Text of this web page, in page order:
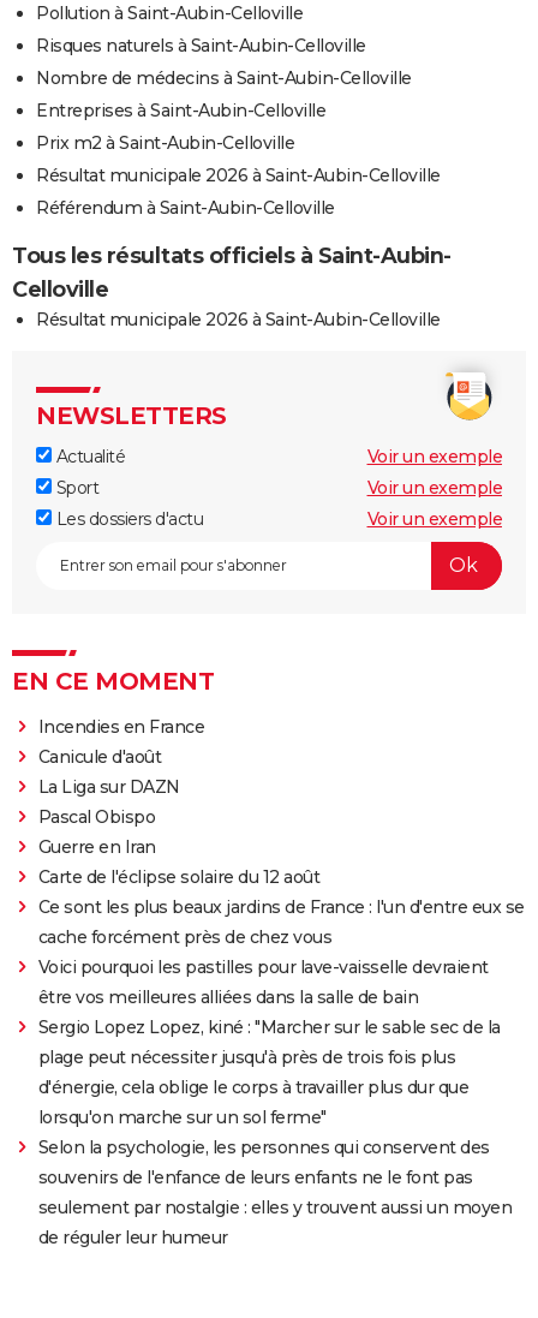
Pollution à Saint-Aubin-Celloville
Risques naturels à Saint-Aubin-Celloville
Nombre de médecins à Saint-Aubin-Celloville
Entreprises à Saint-Aubin-Celloville
Prix m2 à Saint-Aubin-Celloville
Résultat municipale 2026 à Saint-Aubin-Celloville
Référendum à Saint-Aubin-Celloville
Tous les résultats officiels à Saint-Aubin-
Celloville
Résultat municipale 2026 à Saint-Aubin-Celloville
NEWSLETTERS
Actualité
Voir un exemple
Sport
Voir un exemple
Les dossiers d'actu
Voir un exemple
EN CE MOMENT
Incendies en France
Canicule d'août
La Liga sur DAZN
Pascal Obispo
Guerre en Iran
Carte de l'éclipse solaire du 12 août
Ce sont les plus beaux jardins de France : l'un d'entre eux se
cache forcément près de chez vous
Voici pourquoi les pastilles pour lave-vaisselle devraient
être vos meilleures alliées dans la salle de bain
Sergio Lopez Lopez, kiné : "Marcher sur le sable sec de la
plage peut nécessiter jusqu'à près de trois fois plus
d'énergie, cela oblige le corps à travailler plus dur que
lorsqu'on marche sur un sol ferme"
Selon la psychologie, les personnes qui conservent des
souvenirs de l'enfance de leurs enfants ne le font pas
seulement par nostalgie : elles y trouvent aussi un moyen
de réguler leur humeur